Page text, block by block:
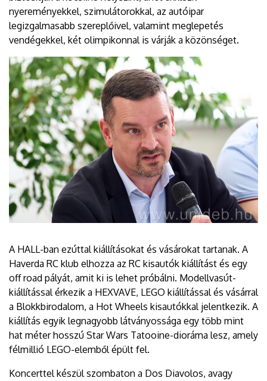
nyereményekkel, szimulátorokkal, az autóipar
legizgalmasabb szereplőivel, valamint meglepetés
vendégekkel, két olimpikonnal is várják a közönséget.
A HALL-ban ezúttal kiállításokat és vásárokat tartanak. A
Haverda RC klub elhozza az RC kisautók kiállítást és egy
off road pályát, amit ki is lehet próbálni. Modellvasút-
kiállítással érkezik a HEXVAVE, LEGO kiállítással és vásárral
a Blokkbirodalom, a Hot Wheels kisautókkal jelentkezik. A
kiállítás egyik legnagyobb látványossága egy több mint
hat méter hosszú Star Wars Tatooine-dioráma lesz, amely
félmillió LEGO-elemből épült fel.
Koncerttel készül szombaton a Dos Diavolos, avagy